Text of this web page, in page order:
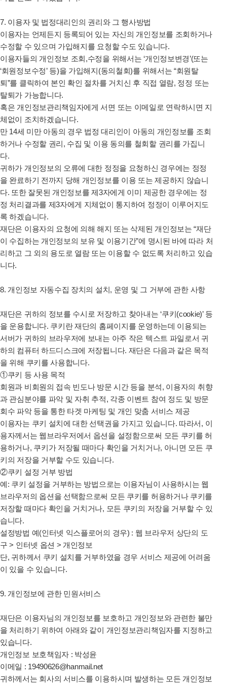
7. 이용자 및 법정대리인의 권리와 그 행사방법
이용자는 언제든지 등록되어 있는 자신의 개인정보를 조회하거나
수정할 수 있으며 가입해지를 요청할 수도 있습니다.
이용자들의 개인정보 조회,수정을 위해서는 ‘개인정보변경’(또는
‘회원정보수정’ 등)을 가입해지(동의철회)를 위해서는 “회원탈
퇴”를 클릭하여 본인 확인 절차를 거치신 후 직접 열람, 정정 또는
탈퇴가 가능합니다.
혹은 개인정보관리책임자에게 서면 또는 이메일로 연락하시면 지
체없이 조치하겠습니다.
만 14세 미만 아동의 경우 법정 대리인이 아동의 개인정보를 조회
하거나 수정할 권리, 수집 및 이용 동의를 철회할 권리를 가집니
다.
귀하가 개인정보의 오류에 대한 정정을 요청하신 경우에는 정정
을 완료하기 전까지 당해 개인정보를 이용 또는 제공하지 않습니
다. 또한 잘못된 개인정보를 제3자에게 이미 제공한 경우에는 정
정 처리결과를 제3자에게 지체없이 통지하여 정정이 이루어지도
록 하겠습니다.
재단은 이용자의 요청에 의해 해지 또는 삭제된 개인정보는 “재단
이 수집하는 개인정보의 보유 및 이용기간”에 명시된 바에 따라 처
리하고 그 외의 용도로 열람 또는 이용할 수 없도록 처리하고 있습
니다.
8. 개인정보 자동수집 장치의 설치, 운영 및 그 거부에 관한 사항
재단은 귀하의 정보를 수시로 저장하고 찾아내는 ‘쿠키(cookie)’ 등
을 운용합니다. 쿠키란 재단의 홈페이지를 운영하는데 이용되는
서버가 귀하의 브라우저에 보내는 아주 작은 텍스트 파일로서 귀
하의 컴퓨터 하드디스크에 저장됩니다. 재단은 다음과 같은 목적
을 위해 쿠키를 사용합니다.
①쿠키 등 사용 목적
회원과 비회원의 접속 빈도나 방문 시간 등을 분석, 이용자의 취향
과 관심분야를 파악 및 자취 추적, 각종 이벤트 참여 정도 및 방문
회수 파악 등을 통한 타겟 마케팅 및 개인 맞춤 서비스 제공
이용자는 쿠키 설치에 대한 선택권을 가지고 있습니다. 따라서, 이
용자께서는 웹브라우저에서 옵션을 설정함으로써 모든 쿠키를 허
용하거나, 쿠키가 저장될 때마다 확인을 거치거나, 아니면 모든 쿠
키의 저장을 거부할 수도 있습니다.
②쿠키 설정 거부 방법
예: 쿠키 설정을 거부하는 방법으로는 이용자님이 사용하시는 웹
브라우저의 옵션을 선택함으로써 모든 쿠키를 허용하거나 쿠키를
저장할 때마다 확인을 거치거나, 모든 쿠키의 저장을 거부할 수 있
습니다.
설정방법 예(인터넷 익스플로어의 경우) : 웹 브라우저 상단의 도
구 > 인터넷 옵션 > 개인정보
단, 귀하께서 쿠키 설치를 거부하였을 경우 서비스 제공에 어려움
이 있을 수 있습니다.
9. 개인정보에 관한 민원서비스
재단은 이용자님의 개인정보를 보호하고 개인정보와 관련한 불만
을 처리하기 위하여 아래와 같이 개인정보관리책임자를 지정하고
있습니다.
개인정보 보호책임자 : 박성윤
이메일 : 19490626@hanmail.net
귀하께서는 회사의 서비스를 이용하시며 발생하는 모든 개인정보